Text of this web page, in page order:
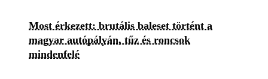
Most érkezett: brutális baleset történt a
magyar autópályán, tűz és roncsok
mindenfelé